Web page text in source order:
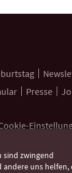
Presse
sind zwingend
uns helfen,